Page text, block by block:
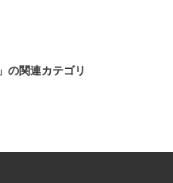
の関連カテゴリ